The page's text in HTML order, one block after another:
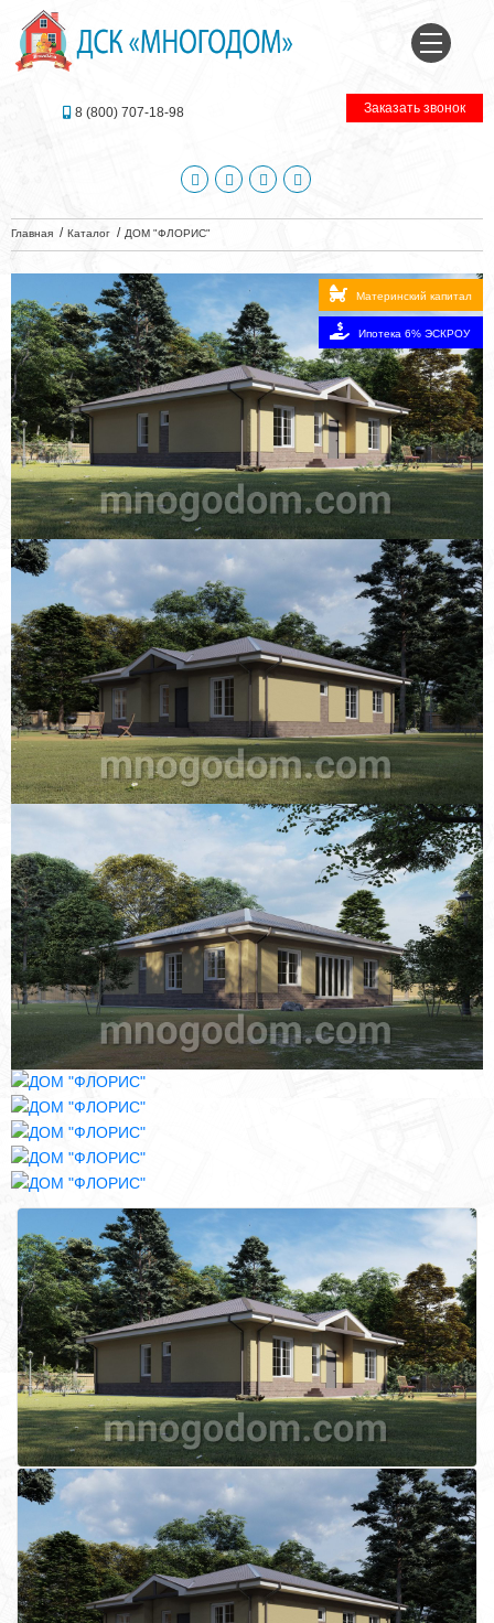
8 (800) 707-18-98 Заказать звонок
Главная Каталог ДОМ "ФЛОРИС"
Материнский капитал
Ипотека 6% ЭСКРОУ